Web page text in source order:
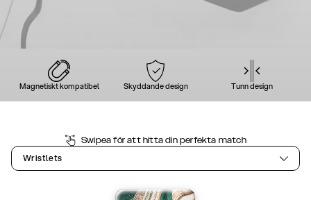
Magnetiskt kompatibel Skyddande design Tunn design
Swipea för att hitta din perfekta match
Wristlets